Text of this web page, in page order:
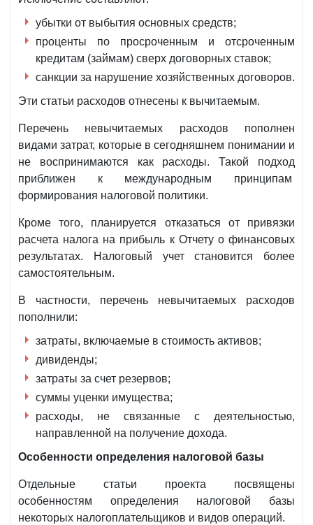
убытки от выбытия основных средств;
проценты по просроченным и отсроченным
кредитам (займам) сверх договорных ставок;
санкции за нарушение хозяйственных договоров.
Эти статьи расходов отнесены к вычитаемым.
Перечень невычитаемых расходов пополнен
видами затрат, которые в сегодняшнем понимании и
не воспринимаются как расходы. Такой подход
приближен к международным принципам
формирования налоговой политики.
Кроме того, планируется отказаться от привязки
расчета налога на прибыль к Отчету о финансовых
результатах. Налоговый учет становится более
самостоятельным.
В частности, перечень невычитаемых расходов
пополнили:
затраты, включаемые в стоимость активов;
дивиденды;
затраты за счет резервов;
суммы уценки имущества;
расходы, не связанные с деятельностью,
направленной на получение дохода.
Особенности определения налоговой базы
Отдельные статьи проекта посвящены
особенностям определения налоговой базы
некоторых налогоплательщиков и видов операций.